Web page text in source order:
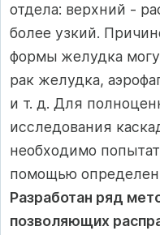
отдела: верхний -
более узкий.
формы желудка
рак желудка,
и т. д. Для
исследования
необходимо
помощью
Разработан ряд
позволяющих